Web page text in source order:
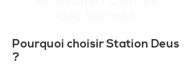
Pourquoi choisir Station Deus
?